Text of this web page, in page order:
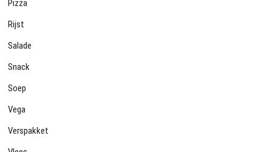
Pizza
Rijst
Salade
Snack
Soep
Vega
Verspakket